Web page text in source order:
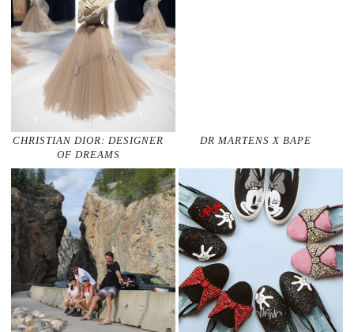
CHRISTIAN DIOR: DESIGNER
OF DREAMS
DR MARTENS X BAPE